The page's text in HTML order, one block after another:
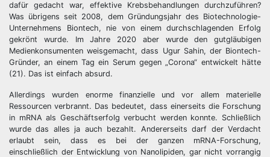
dafür gedacht war, effektive Krebsbehandlungen durchzuführen?
Was übrigens seit 2008, dem Gründungsjahr des Biotechnologie-
Unternehmens Biontech, nie von einem durchschlagenden Erfolg
gekrönt wurde. Im Jahre 2020 aber wurde den gutgläubigen
Medienkonsumenten weisgemacht, dass Ugur Sahin, der Biontech-
Gründer, an einem Tag ein Serum gegen „Corona“ entwickelt hätte
(21). Das ist einfach absurd.
Allerdings wurden enorme finanzielle und vor allem materielle
Ressourcen verbrannt. Das bedeutet, dass einerseits die Forschung
in mRNA als Geschäftserfolg verbucht werden konnte. Schließlich
wurde das alles ja auch bezahlt. Andererseits darf der Verdacht
erlaubt sein, dass es bei der ganzen mRNA-Forschung,
einschließlich der Entwicklung von Nanolipiden, gar nicht vorrangig